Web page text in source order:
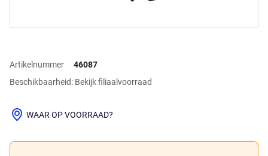
Artikelnummer
46087
Beschikbaarheid: Bekijk filiaalvoorraad
WAAR OP VOORRAAD?